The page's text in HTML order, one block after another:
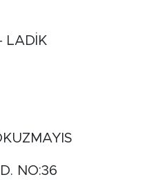
LADİK
NO:36